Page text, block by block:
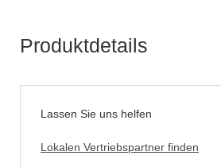
Produktdetails
Lassen Sie uns helfen
Lokalen Vertriebspartner finden